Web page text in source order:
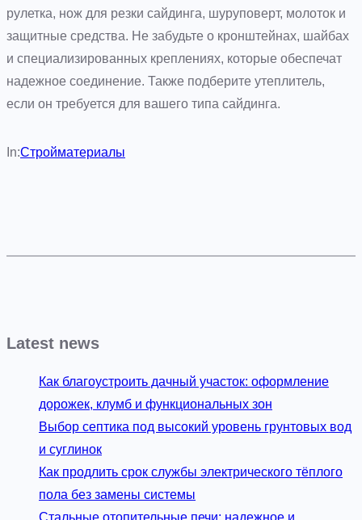
рулетка, нож для резки сайдинга, шуруповерт, молоток и
защитные средства. Не забудьте о кронштейнах, шайбах
и специализированных креплениях, которые обеспечат
надежное соединение. Также подберите утеплитель,
если он требуется для вашего типа сайдинга.
In:Стройматериалы
Latest news
Как благоустроить дачный участок: оформление
дорожек, клумб и функциональных зон
Выбор септика под высокий уровень грунтовых вод
и суглинок
Как продлить срок службы электрического тёплого
пола без замены системы
Стальные отопительные печи: надежное и